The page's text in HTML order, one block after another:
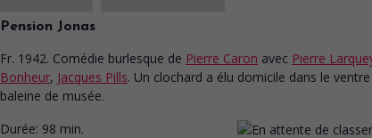
Pension Jonas
Fr. 1942. Comédie burlesque de Pierre Caron avec Pierre
Bonheur, Jacques Pills. Un clochard a élu domicile dans le
baleine de musée.
Durée: 98 min.